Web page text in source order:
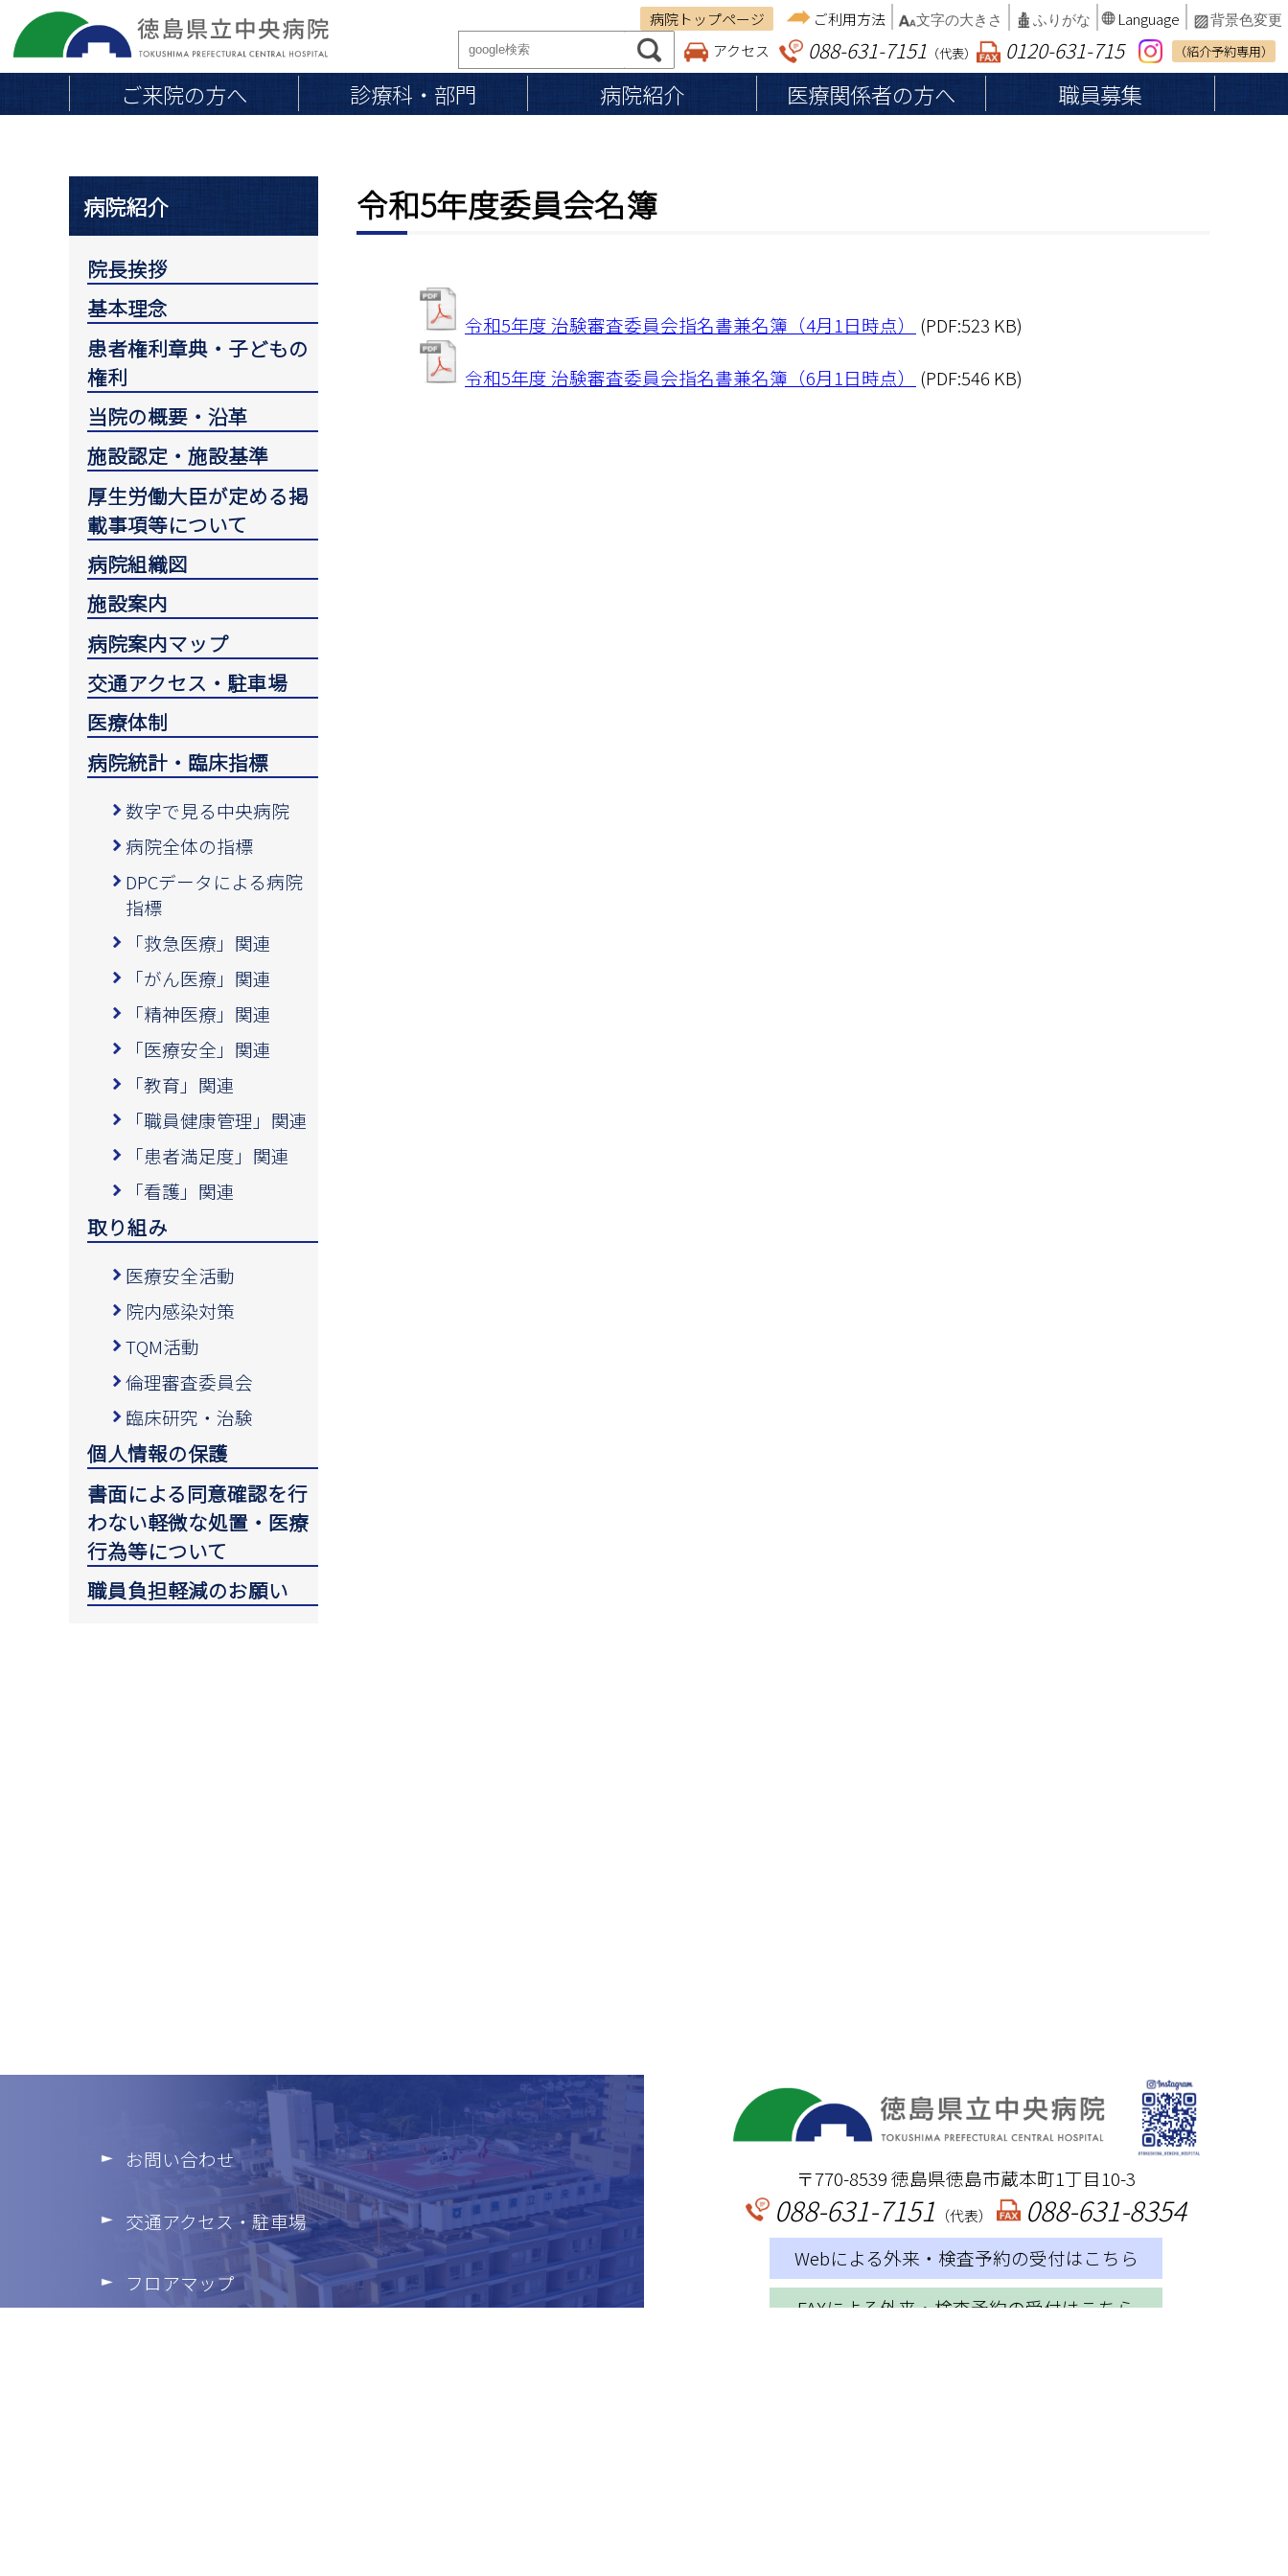
病院トップページ ご利用方法 文字の大きさ ふりがな Language 背景色変更
アクセス 088-631-7151 （代表） 0120-631-715 （紹介予約専用）
ご来院の方へ 診療科・部門 病院紹介 医療関係者の方へ 職員募集
初めて受診される方へ
通院中・再診の方へ
救急外来
専門外来
会計とお支払い
入院のご案内
入院費用・お支払い
入院中の生活
相談窓口
院内でのお願い
院長挨拶 基本理念
当院の概要・沿革
施設認定・施設基準
病院組織図
交通アクセス・駐車場
取り組み
個人情報の保護
書面による同意確認を行わない軽微な処
置・医療行為等について
職員負担軽減のお願い
地域連携医の皆さまへ 医療従事者の皆さまへ
病院紹介
院長挨拶
基本理念
患者権利章典・子どもの
権利
当院の概要・沿革
施設認定・施設基準
厚生労働大臣が定める掲
載事項等について
病院組織図
施設案内
病院案内マップ
交通アクセス・駐車場
医療体制
病院統計・臨床指標
数字で見る中央病院
病院全体の指標
DPCデータによる病院
指標
「救急医療」関連
「がん医療」関連
「精神医療」関連
「医療安全」関連
「教育」関連
「職員健康管理」関連
「患者満足度」関連
「看護」関連
取り組み
医療安全活動
院内感染対策
TQM活動
倫理審査委員会
臨床研究・治験
個人情報の保護
書面による同意確認を行
わない軽微な処置・医療
行為等について
職員負担軽減のお願い
令和5年度委員会名簿
令和5年度 治験審査委員会指名書兼名簿（4月1日時点） (PDF:523 KB)
令和5年度 治験審査委員会指名書兼名簿（6月1日時点） (PDF:546 KB)
お問い合わせ
交通アクセス・駐車場
フロアマップ
〒770-8539 徳島県徳島市蔵本町1丁目10-3
088-631-7151 （代表） 088-631-8354
Webによる外来・検査予約の受付はこちら
FAXによる外来・検査予約の受付はこちら